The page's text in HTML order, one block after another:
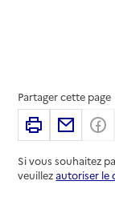
Partager cette page
Imprimer
Si vous souhaitez
veuillezautoriser le